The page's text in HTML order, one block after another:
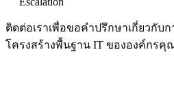
ติดต่อเราเพื่อขอคำปรึกษาเกี่ยวกับ
โครงสร้างพื้นฐาน IT ขององค์กรคุ